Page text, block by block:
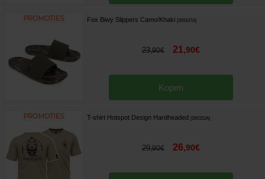
Fox Biwy Slippers Camo/Khaki 269167A]
23,90€ 21,90€
Kopen
T-shirt Hotspot Design Hardheaded 269152A]
29,90€ 26,90€